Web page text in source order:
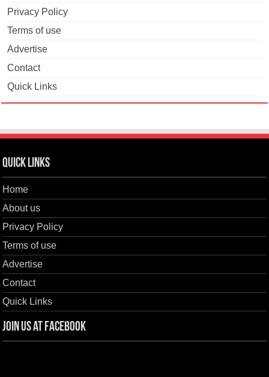
Privacy Policy
Terms of use
Advertise
Contact
Quick Links
Quick Links
Home
About us
Privacy Policy
Terms of use
Advertise
Contact
Quick Links
Join us at Facebook